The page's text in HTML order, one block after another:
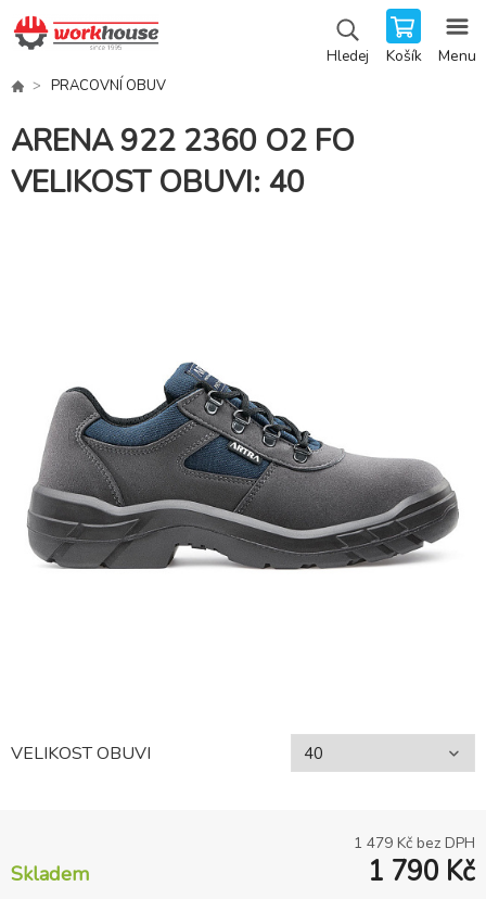
Hledej Košík Menu
PRACOVNÍ OBUV
ARENA 922 2360 O2 FO
VELIKOST OBUVI: 40
VELIKOST OBUVI
1 479 Kč bez DPH
Skladem 1 790 Kč